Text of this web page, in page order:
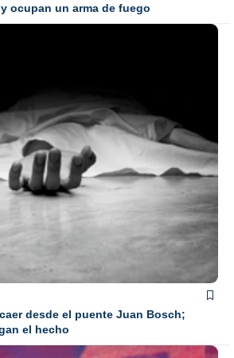
ocupan un arma de fuego
desde el puente Juan Bosch;
el hecho